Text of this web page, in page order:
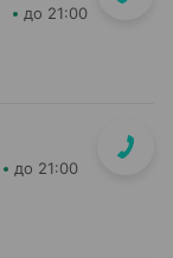
до 21:00
до 21:00